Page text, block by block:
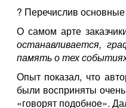
? Перечислив основные
О самом арте
останавливается,
память о тех
Опыт показал, что
были восприняты
«говорят подобное».